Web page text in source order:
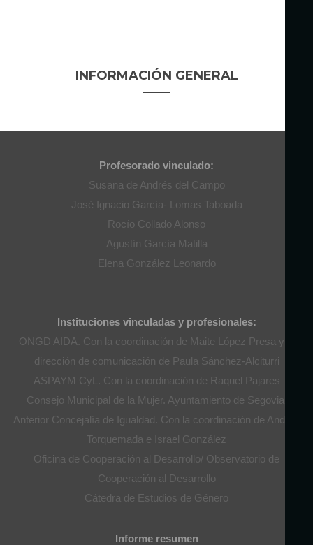
INFORMACIÓN GENERAL
Profesorado vinculado:
Susana de Andrés del Campo
José Ignacio García- Lomas Taboada
Rocío Collado Alonso
Agustín García Matilla
Elena González Leonardo
Instituciones vinculadas y profesionales:
ONGD AIDA. Con la coordinación de Maite López Presa y la
dirección de comunicación de Paula Sánchez-Alciturri
ASPAYM CyL. Con la coordinación de Raquel Pajares
Consejo Municipal de la Mujer. Ayuntamiento de Segovia.
Anterior Concejalía de Igualdad. Con la coordinación de Andrés
Torquemada e Israel González
Oficina de Cooperación al Desarrollo/ Observatorio de
Cooperación al Desarrollo
Cátedra de Estudios de Género
Informe resumen